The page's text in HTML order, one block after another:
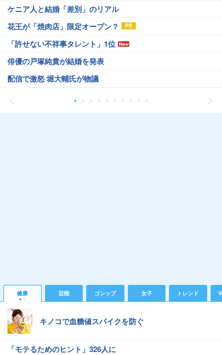
ケニア人と結婚「差別」のリアル
花王が「焼肉店」限定オープン？
「許せない不祥事タレント」1位
俳優の戸塚純貴が結婚を発表
配信で激怒 堀大輔氏が物議
健康 芸能 ゴシップ 女子 トレンド
キノコで血糖値スパイクを防ぐ
「モテるためのヒント」326人に